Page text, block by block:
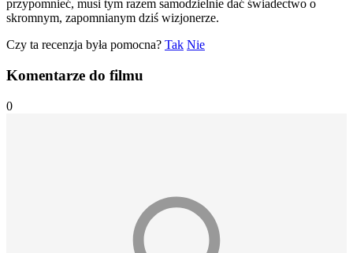
przypomnieć, musi tym razem samodzielnie dać świadectwo o
skromnym, zapomnianym dziś wizjonerze.
Czy ta recenzja była pomocna? Tak Nie
Komentarze do filmu
0